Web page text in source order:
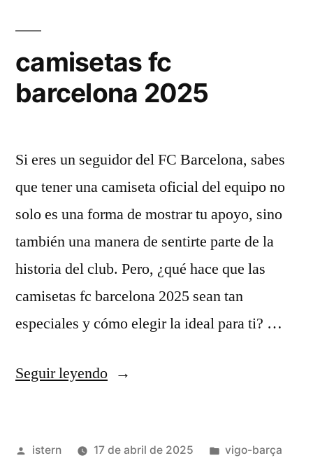
camisetas fc
barcelona 2025
Si eres un seguidor del FC Barcelona, sabes
que tener una camiseta oficial del equipo no
solo es una forma de mostrar tu apoyo, sino
también una manera de sentirte parte de la
historia del club. Pero, ¿qué hace que las
camisetas fc barcelona 2025 sean tan
especiales y cómo elegir la ideal para ti? …
Seguir leyendo«camisetas
2025»
Publicado
istern 17 de abril de 2025
Publicado
vigo-barça